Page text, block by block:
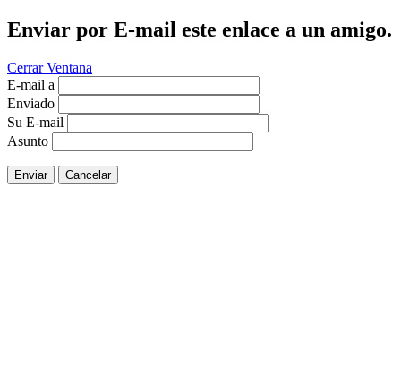
Enviar por E-mail este enlace a un amigo.
Cerrar Ventana
E-mail a
Enviado
Su E-mail
Asunto
Enviar Cancelar